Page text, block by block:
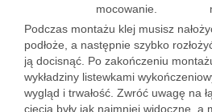
mocowanie.
Podczas montażu klej musisz
podłoże, a następnie szybko
ją docisnąć. Po zakończeniu
wykładziny listewkami
wygląd i trwałość. Zwróć uwagę na
cięcia były jak najmniej widoczne, a